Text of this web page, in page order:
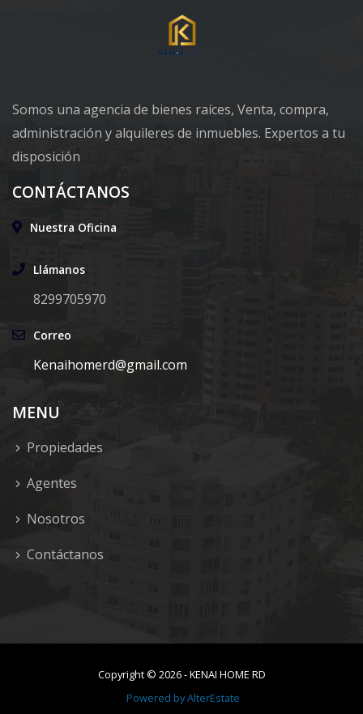
Somos una agencia de bienes raíces, Venta, compra,
administración y alquileres de inmuebles. Expertos a tu
disposición
CONTÁCTANOS
Nuestra Oficina
Llámanos
8299705970
Correo
Kenaihomerd@gmail.com
MENU
Propiedades
Agentes
Nosotros
Contáctanos
Copyright © 2026-KENAI HOME RD
Powered byAlterEstate